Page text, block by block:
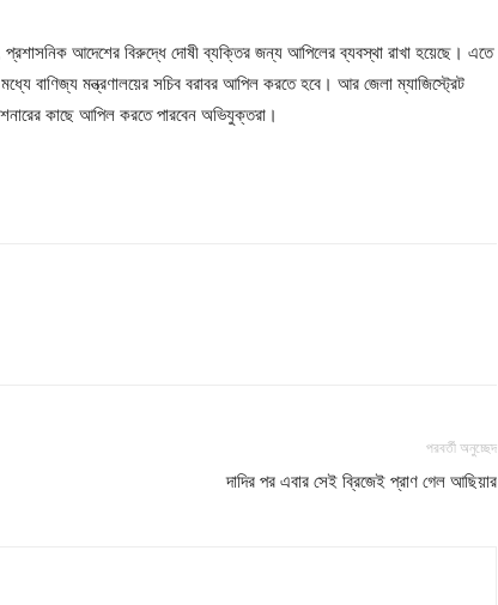
আদেশের বিরুদ্ধে দোষী ব্যক্তির জন্য আপিলের ব্যবস্থা রাখা হয়েছে। এতে
বাণিজ্য মন্ত্রণালয়ের সচিব বরাবর আপিল করতে হবে। আর জেলা ম্যাজিস্ট্রেট
কাছে আপিল করতে পারবেন অভিযুক্তরা।
পরবর্তী অনুচ্ছেদ
দাদির পর এবার সেই ব্রিজেই প্রাণ গেল আছিয়ার